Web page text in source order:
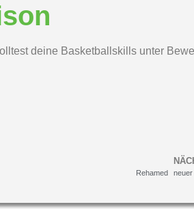
deine Basketballskills unter
Rehamed